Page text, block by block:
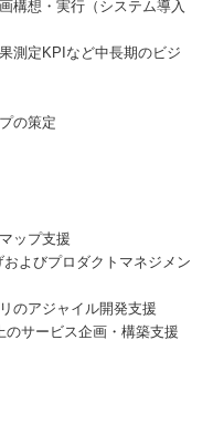
構想・実行（システム導入
測定KPIなど中長期のビジ
の策定
ップ支援
よびプロダクトマネジメン
のアジャイル開発支援
のサービス企画・構築支援